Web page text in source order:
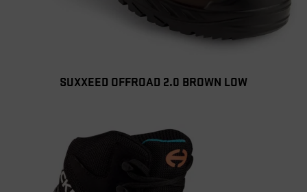
SUXXEED OFFROAD 2.0 BROWN LOW